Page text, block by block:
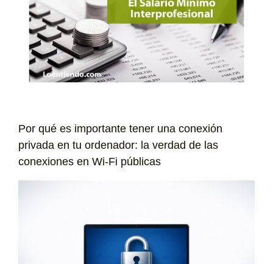
Por qué es importante tener una conexión
privada en tu ordenador: la verdad de las
conexiones en Wi-Fi públicas